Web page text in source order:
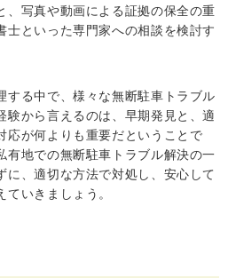
、写真や動画による証拠の保全の重
士といった専門家への相談を検討す
する中で、様々な無断駐車トラブル
験から言えるのは、早期発見と、適
応が何よりも重要だということで
有地での無断駐車トラブル解決の一
に、適切な方法で対処し、安心して
いきましょう。